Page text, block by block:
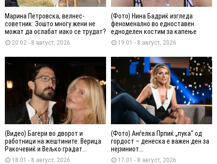
Марина Петровска, велнес-
советник: Зошто многу жени не
можат да ослабат иако се трудат?
20:02 - 8 август, 2026
(Фото) Нина Бадриќ изгледа
феноменално во едноставен
едноделен костим за капење
19:01 - 8 август, 2026
(Видео) Багери во дворот и
работници на жештините: Верица
Ракочевиќ и Вељко градат...
18:01 - 8 август, 2026
(Фото) Анѓелка Прпиќ „пука“ од
гордост – денеска е важен ден за
нејзиниот...
17:01 - 8 август, 2026